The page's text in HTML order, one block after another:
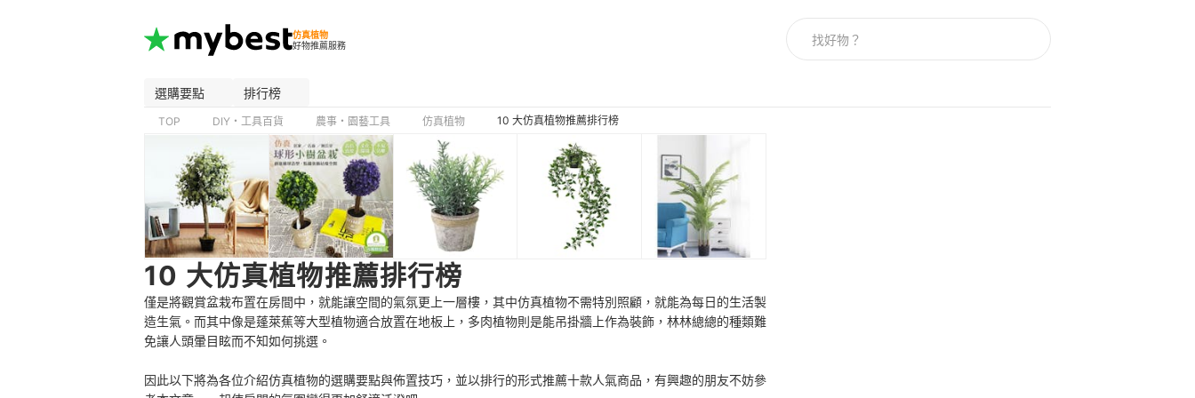
仿真植物
好物推薦服務
選購要點 排行榜
TOP DIY・工具百貨 農事・園藝工具 仿真植物 10 大仿真植物推薦排行榜
10 大仿真植物推薦排行榜
僅是將觀賞盆栽布置在房間中，就能讓空間的氣氛更上一層樓，其中仿真植物不需特別照顧，就能為每日的生活製
造生氣。而其中像是蓬萊蕉等大型植物適合放置在地板上，多肉植物則是能吊掛牆上作為裝飾，林林總總的種類難
免讓人頭暈目眩而不知如何挑選。
因此以下將為各位介紹仿真植物的選購要點與佈置技巧，並以排行的形式推薦十款人氣商品，有興趣的朋友不妨參